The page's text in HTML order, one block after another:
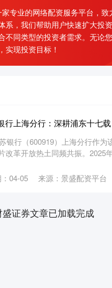
专业的网络配资服务平台，
，我们帮助用户快速扩大投
同类型的投资者需求。无论
实现投资目标！
行上海分行：深耕浦东十七
银行（600919）上海分行作
改革开放热土同频共振。2025
04-05 来源：景盛配资平台
盛证券文章已加载完成